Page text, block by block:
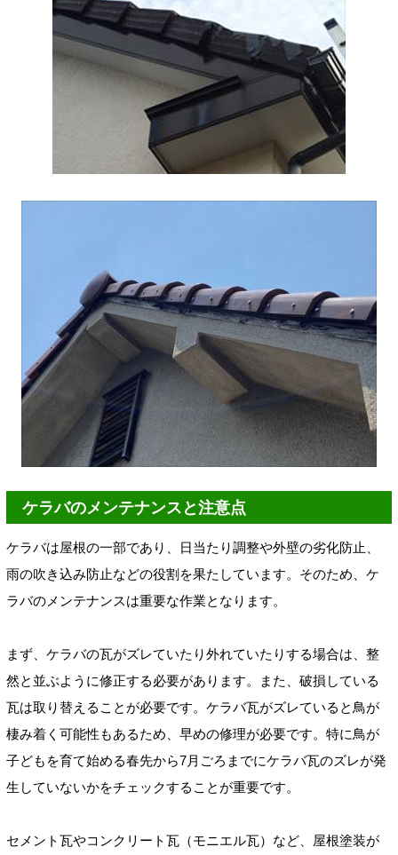
ケラバのメンテナンスと注意点
ケラバは屋根の一部であり、日当たり調整や外壁の劣化防止、
雨の吹き込み防止などの役割を果たしています。そのため、ケ
ラバのメンテナンスは重要な作業となります。
まず、ケラバの瓦がズレていたり外れていたりする場合は、整
然と並ぶように修正する必要があります。また、破損している
瓦は取り替えることが必要です。ケラバ瓦がズレていると鳥が
棲み着く可能性もあるため、早めの修理が必要です。特に鳥が
子どもを育て始める春先から7月ごろまでにケラバ瓦のズレが発
生していないかをチェックすることが重要です。
セメント瓦やコンクリート瓦（モニエル瓦）など、屋根塗装が